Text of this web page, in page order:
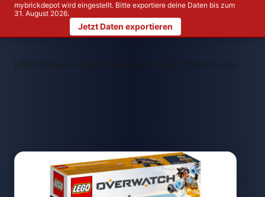
mybrickdepot wird eingestellt. Bitte exportiere deine Daten bis zum
31. August 2026.
Jetzt Daten exportieren
LEGO Themen > LEGO 75977 Junkrat &